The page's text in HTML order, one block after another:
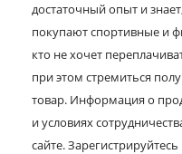
достаточный опыт и
покупают спортивные и
кто не хочет
при этом стремиться
товар. Информация о
и условиях
сайте.